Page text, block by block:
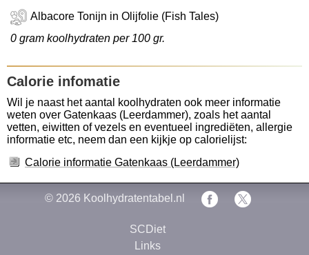
Albacore Tonijn in Olijfolie (Fish Tales)
0 gram koolhydraten per 100 gr.
Calorie infomatie
Wil je naast het aantal koolhydraten ook meer informatie
weten over Gatenkaas (Leerdammer), zoals het aantal
vetten, eiwitten of vezels en eventueel ingrediëten, allergie
informatie etc, neem dan een kijkje op calorielijst:
Calorie informatie Gatenkaas (Leerdammer)
© 2026 Koolhydratentabel.nl
SCDiet
Links